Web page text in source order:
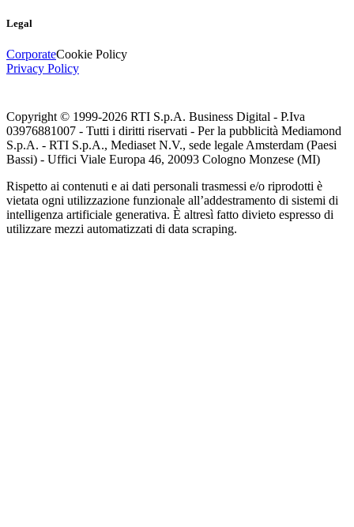
Legal
CorporateCookie Policy
Privacy Policy
Copyright © 1999-2026 RTI S.p.A. Business Digital - P.Iva
03976881007 - Tutti i diritti riservati - Per la pubblicità Mediamond
S.p.A. - RTI S.p.A., Mediaset N.V., sede legale Amsterdam (Paesi
Bassi) - Uffici Viale Europa 46, 20093 Cologno Monzese (MI)
Rispetto ai contenuti e ai dati personali trasmessi e/o riprodotti è
vietata ogni utilizzazione funzionale all’addestramento di sistemi di
intelligenza artificiale generativa. È altresì fatto divieto espresso di
utilizzare mezzi automatizzati di data scraping.